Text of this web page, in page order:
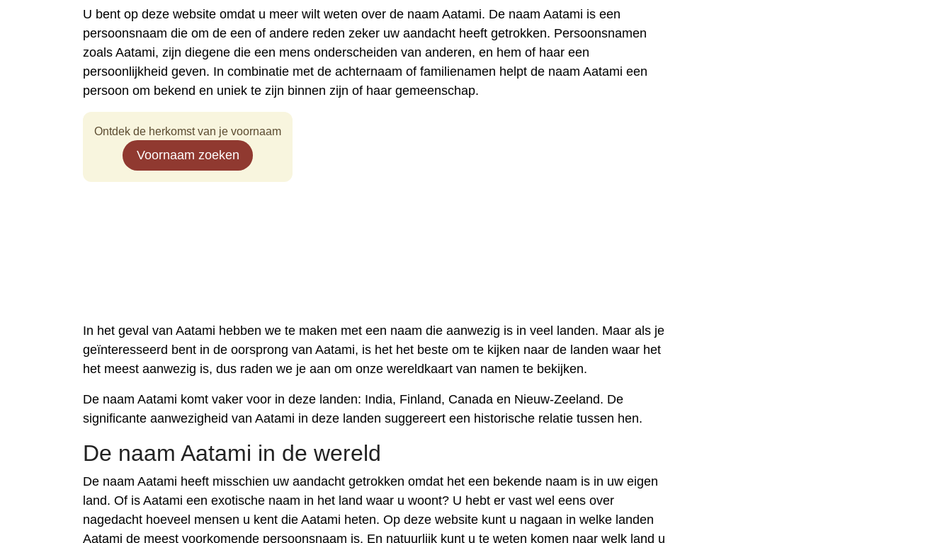
U bent op deze website omdat u meer wilt weten over de naam Aatami. De naam Aatami is een
persoonsnaam die om de een of andere reden zeker uw aandacht heeft getrokken. Persoonsnamen
zoals Aatami, zijn diegene die een mens onderscheiden van anderen, en hem of haar een
persoonlijkheid geven. In combinatie met de achternaam of familienamen helpt de naam Aatami een
persoon om bekend en uniek te zijn binnen zijn of haar gemeenschap.
Ontdek de herkomst van je voornaam
Voornaam zoeken
In het geval van Aatami hebben we te maken met een naam die aanwezig is in veel landen. Maar als je
geïnteresseerd bent in de oorsprong van Aatami, is het het beste om te kijken naar de landen waar het
het meest aanwezig is, dus raden we je aan om onze wereldkaart van namen te bekijken.
De naam Aatami komt vaker voor in deze landen: India, Finland, Canada en Nieuw-Zeeland. De
significante aanwezigheid van Aatami in deze landen suggereert een historische relatie tussen hen.
De naam Aatami in de wereld
De naam Aatami heeft misschien uw aandacht getrokken omdat het een bekende naam is in uw eigen
land. Of is Aatami een exotische naam in het land waar u woont? U hebt er vast wel eens over
nagedacht hoeveel mensen u kent die Aatami heten. Op deze website kunt u nagaan in welke landen
Aatami de meest voorkomende persoonsnaam is. En natuurlijk kunt u te weten komen naar welk land u